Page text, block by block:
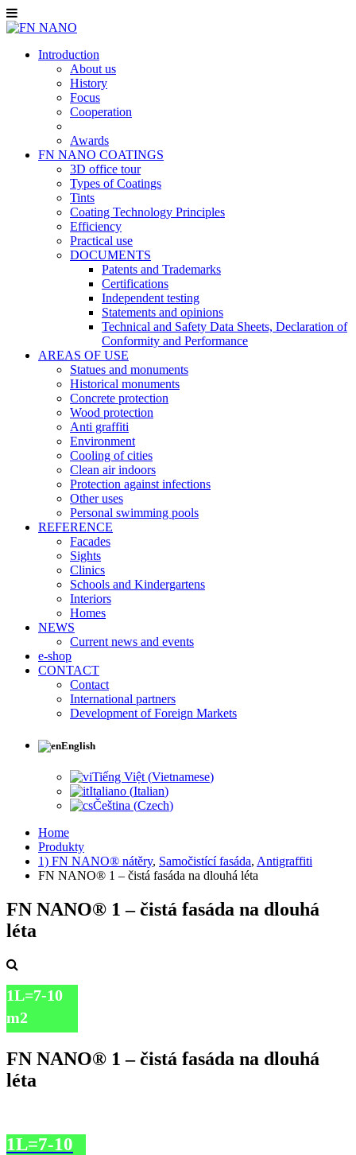
Introduction
About us
History
Focus
Cooperation
Awards
FN NANO COATINGS
3D office tour
Types of Coatings
Tints
Coating Technology Principles
Efficiency
Practical use
DOCUMENTS
Patents and Trademarks
Certifications
Independent testing
Statements and opinions
Technical and Safety Data Sheets, Declaration of
Conformity and Performance
AREAS OF USE
Statues and monuments
Historical monuments
Concrete protection
Wood protection
Anti graffiti
Environment
Cooling of cities
Clean air indoors
Protection against infections
Other uses
Personal swimming pools
REFERENCE
Facades
Sights
Clinics
Schools and Kindergartens
Interiors
Homes
NEWS
Current news and events
e-shop
CONTACT
Contact
International partners
Development of Foreign Markets
English
Tiếng Việt (Vietnamese)
Italiano (Italian)
Čeština (Czech)
Home
Produkty
1) FN NANO® nátěry, Samočistící fasáda, Antigraffiti
FN NANO® 1 – čistá fasáda na dlouhá léta
FN NANO® 1 – čistá fasáda na dlouhá
léta
1L=7-10
m2
Kč/m2
FN NANO® 1 – čistá fasáda na dlouhá
léta
1L=7-10